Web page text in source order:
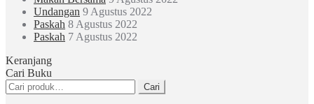
Undangan 9 Agustus 2022
Paskah 8 Agustus 2022
Paskah 7 Agustus 2022
Keranjang
Cari Buku
Pencarian
untuk:
Cari